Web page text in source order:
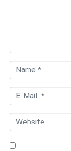
a
r
*
a
e
-
e
b